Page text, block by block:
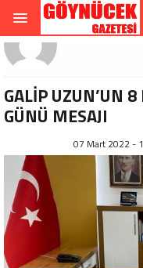
GALİP UZUN’UN
GÜNÜ MESAJI
07 Mart 2022 -